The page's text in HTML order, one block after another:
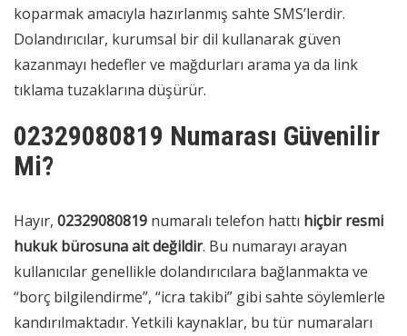
koparmak amacıyla hazırlanmış sahte SMS’lerdir.
Dolandırıcılar, kurumsal bir dil kullanarak güven
kazanmayı hedefler ve mağdurları arama ya da link
tıklama tuzaklarına düşürür.
02329080819 Numarası Güvenilir
Mi?
Hayır, 02329080819 numaralı telefon hattı hiçbir resmi
hukuk bürosuna ait değildir. Bu numarayı arayan
kullanıcılar genellikle dolandırıcılara bağlanmakta ve
“borç bilgilendirme”, “icra takibi” gibi sahte söylemlerle
kandırılmaktadır. Yetkili kaynaklar, bu tür numaraları